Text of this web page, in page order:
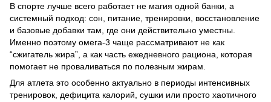
В спорте лучше всего работает не магия одной банки, а
системный подход: сон, питание, тренировки, восстановление
и базовые добавки там, где они действительно уместны.
Именно поэтому омега-3 чаще рассматривают не как
“сжигатель жира”, а как часть ежедневного рациона, которая
помогает не проваливаться по полезным жирам.
Для атлета это особенно актуально в периоды интенсивных
тренировок, дефицита калорий, сушки или просто хаотичного